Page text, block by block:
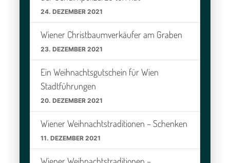
24. DEZEMBER 2021
Wiener Christbaumverkäufer am Graben
23. DEZEMBER 2021
Ein Weihnachtsgutschein für Wien
Stadtführungen
20. DEZEMBER 2021
Wiener Weihnachtstraditionen – Schenken
11. DEZEMBER 2021